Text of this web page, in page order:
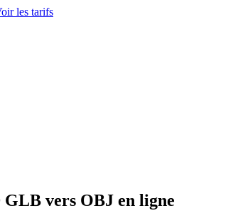
les tarifs
vers OBJ en ligne